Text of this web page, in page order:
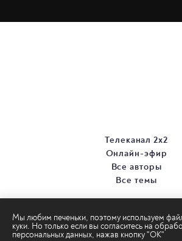
Мы любим печеньки, поэтому используем
куки. Но только если вы согласитесь на
персональных данных, нажав кнопку "ОК"
Телеканал 2х2
Онлайн-эфир
Все авторы
Все темы